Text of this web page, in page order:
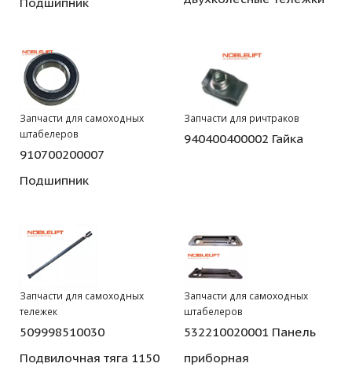
Запчасти для самоходных
штабелеров
910700200007
Подшипник
Запчасти для ричтраков
940400400002 Гайка
Запчасти для самоходных
тележек
509998510030
Подвилочная тяга 1150
Запчасти для самоходных
штабелеров
532210020001 Панель
приборная